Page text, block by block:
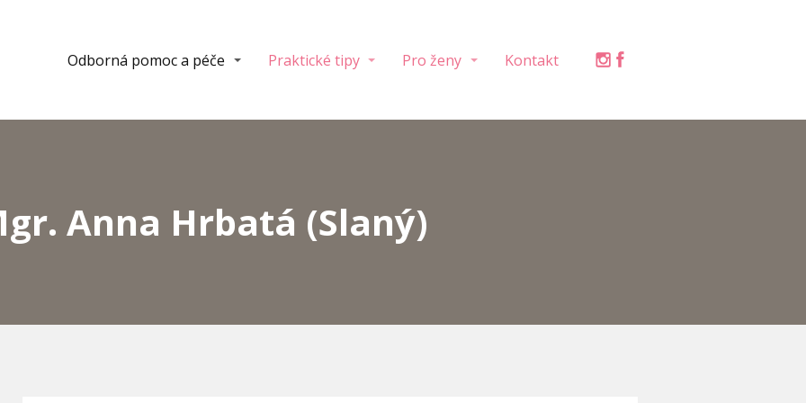
Odborná pomoc a péče Praktické tipy Pro ženy Kontakt
Anna Hrbatá (Slaný)